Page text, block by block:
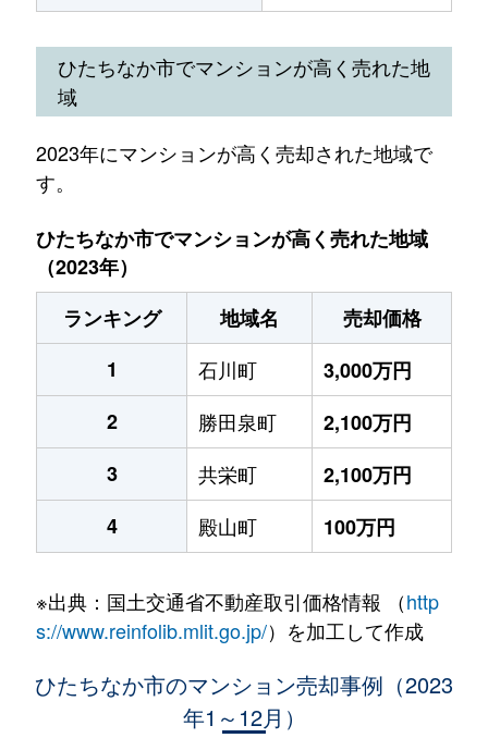
ひたちなか市でマンションが高く売れた地
域
2023年にマンションが高く売却された地域で
す。
ひたちなか市でマンションが高く売れた地域
（2023年）
ランキング
地域名
売却価格
1
石川町
3,000万円
2
勝田泉町
2,100万円
3
共栄町
2,100万円
4
殿山町 100万円
※出典：国土交通省不動産取引価格情報 （http
s://www.reinfolib.mlit.go.jp/）を加工して作成
ひたちなか市のマンション売却事例（2023
年1～12月）